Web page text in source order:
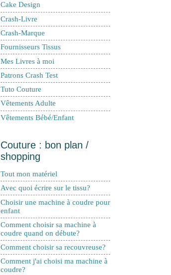
Cake Design
Crash-Livre
Crash-Marque
Fournisseurs Tissus
Mes Livres à moi
Patrons Crash Test
Tuto Couture
Vêtements Adulte
Vêtements Bébé/Enfant
Couture : bon plan /
shopping
Tout mon matériel
Avec quoi écrire sur le tissu?
Choisir une machine à coudre pour
enfant
Comment choisir sa machine à
coudre quand on débute?
Comment choisir sa recouvreuse?
Comment j'ai choisi ma machine à
coudre?